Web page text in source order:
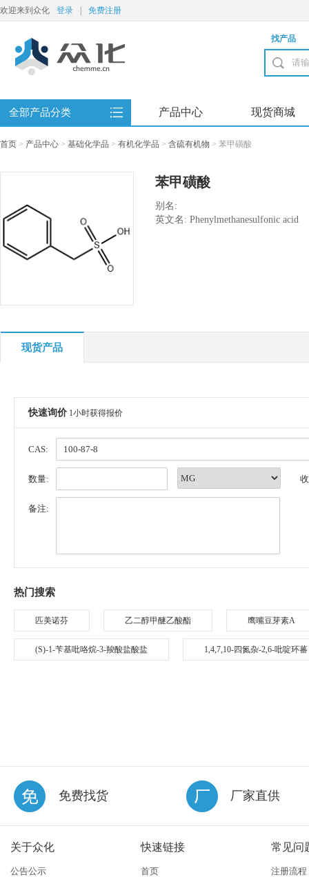
欢迎来到众化 登录 免费注册
找产品
全部产品分类 产品中心 现货商城
首页 > 产品中心 > 基础化学品 > 有机化学品 > 含硫有机物 > 苯甲磺酸
苯甲磺酸
别名:
英文名: Phenylmethanesulfonic acid
现货产品
快速询价 1小时获得报价
CAS:
数量:
备注:
热门搜索
匹美诺芬 乙二醇甲醚乙酸酯 鹰嘴豆芽素A
(S)-1-苄基吡咯烷-3-羧酸盐酸盐 1,4,7,10-四氮杂-2,6-吡啶环蕃
免费找货 厂家直供
关于众化
公告公示
快速链接
首页
常见问
注册流程